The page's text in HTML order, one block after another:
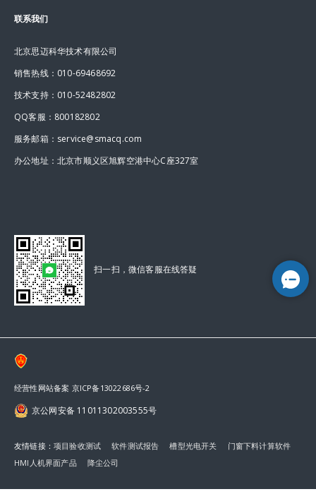
联系我们
北京思迈科华技术有限公司
销售热线：010-69468692
技术支持：010-52482802
QQ客服：800182802
服务邮箱：service@smacq.com
办公地址：北京市顺义区旭辉空港中心C座327室
扫一扫，微信客服在线答疑
经营性网站备案 京ICP备13022686号-2
京公网安备 11011302003555号
友情链接： 项目验收测试 软件测试报告 槽型光电开关
门窗下料计算软件
HMI人机界面产品
降尘公司